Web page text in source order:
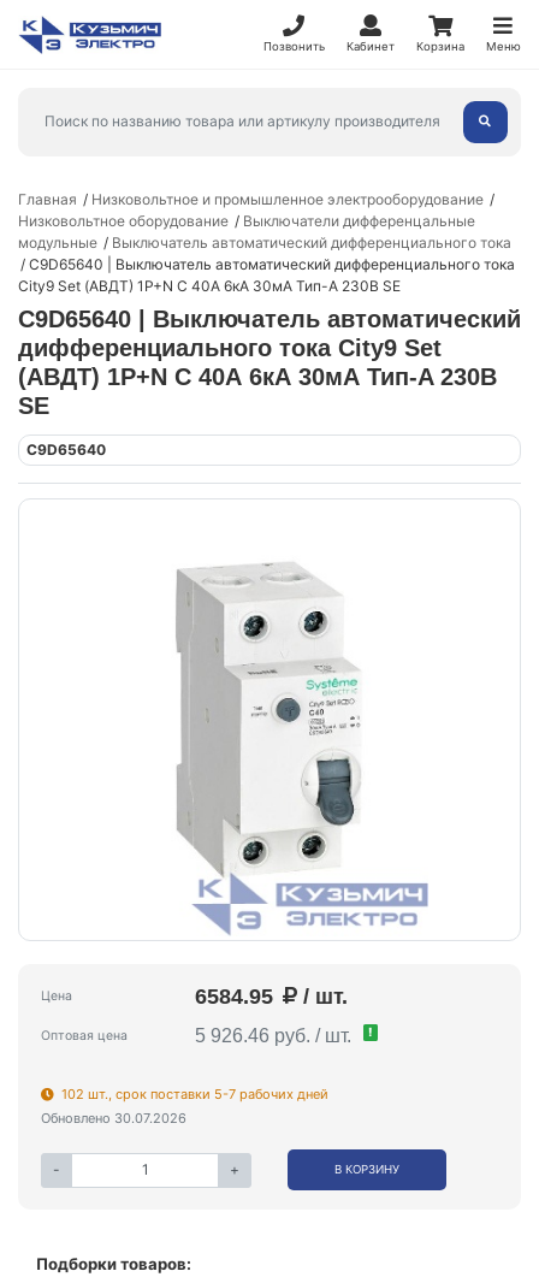
Позвонить Кабинет Корзина Меню
Главная
Низковольтное и промышленное электрооборудование
Низковольтное оборудование
Выключатели дифференцальные
модульные
Выключатель автоматический дифференциального тока
C9D65640 | Выключатель автоматический дифференциального тока
City9 Set (АВДТ) 1P+N C 40А 6кА 30мА Тип-A 230В SE
C9D65640 | Выключатель автоматический
дифференциального тока City9 Set
(АВДТ) 1P+N C 40А 6кА 30мА Тип-A 230В
SE
C9D65640
Цена 6584.95 / шт.
Оптовая цена 5 926.46 руб. / шт. !
102 шт., срок поставки 5-7 рабочих дней
Обновлено 30.07.2026
- + В КОРЗИНУ
Подборки товаров: